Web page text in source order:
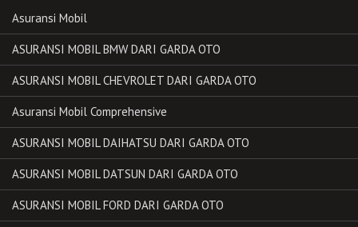
Asuransi Mobil
ASURANSI MOBIL BMW DARI GARDA OTO
ASURANSI MOBIL CHEVROLET DARI GARDA OTO
Asuransi Mobil Comprehensive
ASURANSI MOBIL DAIHATSU DARI GARDA OTO
ASURANSI MOBIL DATSUN DARI GARDA OTO
ASURANSI MOBIL FORD DARI GARDA OTO